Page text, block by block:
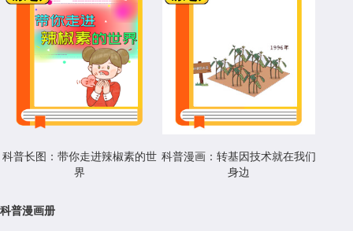
科普长图：带你走进辣椒素的世
界
科普漫画：转基因技术就在我们
身边
科普漫画册